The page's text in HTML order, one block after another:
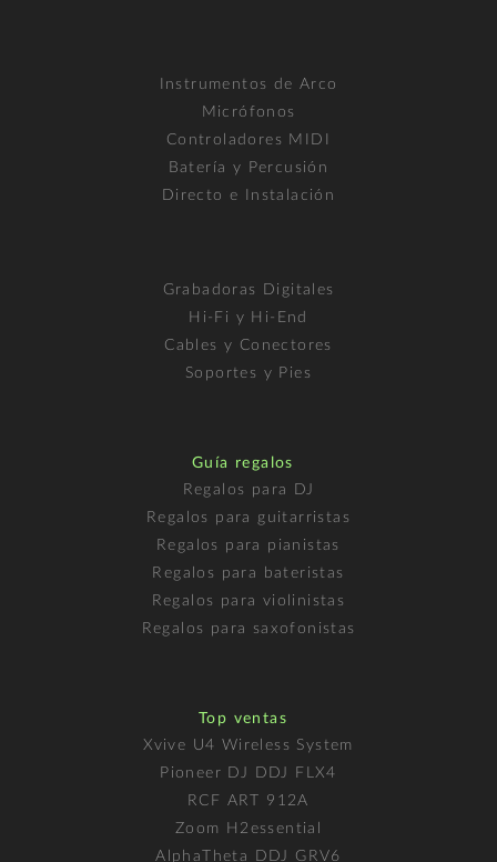
Instrumentos de Arco
Micrófonos
Controladores MIDI
Batería y Percusión
Directo e Instalación
Grabadoras Digitales
Hi-Fi y Hi-End
Cables y Conectores
Soportes y Pies
Guía regalos
Regalos para DJ
Regalos para guitarristas
Regalos para pianistas
Regalos para bateristas
Regalos para violinistas
Regalos para saxofonistas
Top ventas
Xvive U4 Wireless System
Pioneer DJ DDJ FLX4
RCF ART 912A
Zoom H2essential
AlphaTheta DDJ GRV6